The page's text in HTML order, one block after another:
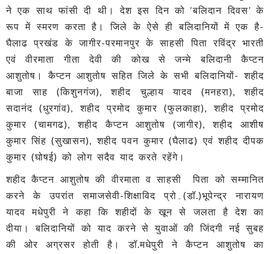
ने एक साथ फांसी दी थी। देश इस दिन को ‘बलिदान दिवस’ के
रूप में स्मरण करता है। जिले के ऐसे ही बलिदानियों में एक है-
घैलाढ प्रखंड के जागीर-परमानपुर के साहसी पिता रविंद्र भारती
एवं वीरमाता गीता देवी की कोख से जन्मे बलिदानी कैप्टन
आशुतोष। कैप्टन आशुतोष सहित जिले के सभी बलिदानियों- शहीद
बाजा साह (किशुनगंज), शहीद चुल्हाय यादव (मनहरा), शहीद
सदानंद (धुरगांव), शहीद प्रमोद कुमार (फुलकाहा), शहीद प्रमोद
कुमार (चामगढ), शहीद कैप्टन आशुतोष (जागीर), शहीद आशीष
कुमार सिंह (सुखासन), शहीद पवन कुमार (घैलाढ) एवं शहीद दीपक
कुमार (घोषई) को लोग सदैव याद करते रहेंगे।
शहीद कैप्टन आशुतोष की वीरमाता व साहसी पिता को सम्मानित
करने के उपरांत समाजसेवी-शिक्षाविद प्रो۔(डॉ.)भूपेन्द्र नारायण
यादव मधेपुरी ने कहा कि शहीदों के खून से जलता है देश का
दीया। बलिदानियों को याद करने से युवाओं की जिंदगी नई सुबह
की ओर अग्रसर होती है। डॉ.मधेपुरी ने कैप्टन आशुतोष का